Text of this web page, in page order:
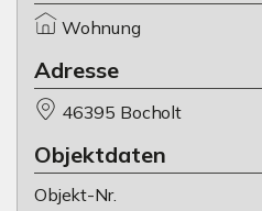
Wohnung
Adresse
46395 Bocholt
Objektdaten
Objekt-Nr.